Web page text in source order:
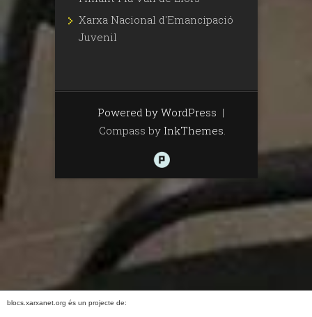
Xarxa Nacional d'Emancipació
Juvenil
Powered by WordPress |
Compass by InkThemes
blocs.xarxanet.org és un projecte de: